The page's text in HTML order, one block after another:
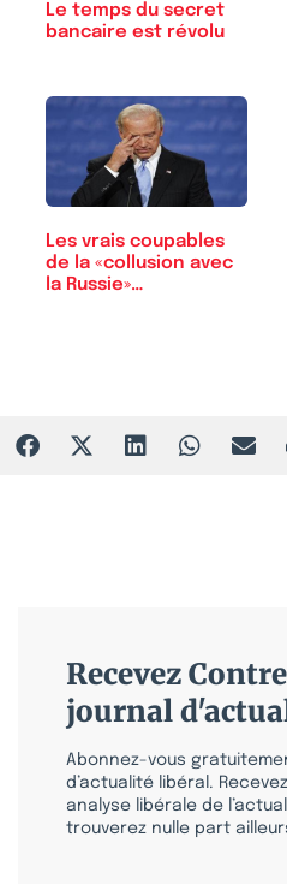
Le temps du secret
bancaire est révolu
Les vrais coupables
de la «collusion avec
la Russie»…
Recevez
journal
Abonnez-vous
d’actualité libéral.
analyse libérale de
trouverez nulle part